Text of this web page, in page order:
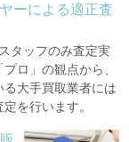
0円
ーによる適正査
タッフのみ査定実
ロ」の観点から、
大手買取業者には
を行います。